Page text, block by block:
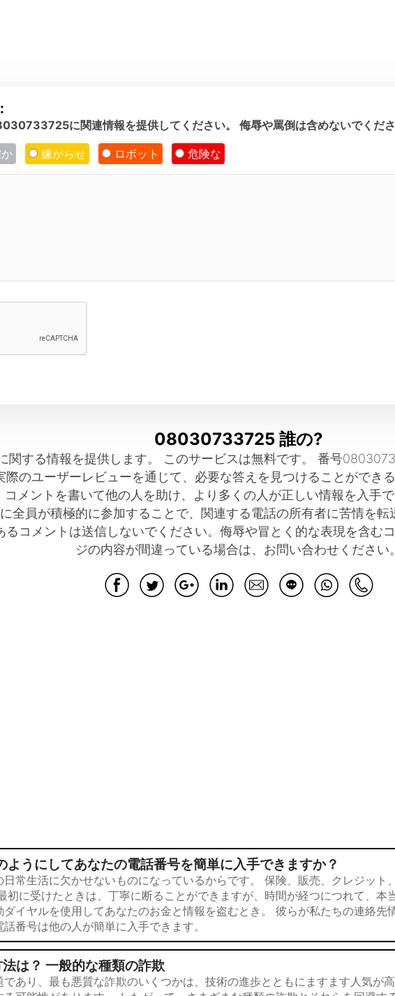
に関連情報を提供してください。 侮辱や罵倒は含めないでくだ
嫌がらせ ロボット 危険な
08030733725 誰の?
する情報を提供します。 このサービスは無料です。 番号
際のユーザーレビューを通じて、必要な答えを見つけることができ
メントを書いて他の人を助け、より多くの人が正しい情報を入手
全員が積極的に参加することで、関連する電話の所有者に苦情を
るコメントは送信しないでください。侮辱や冒とく的な表現を含む
ジの内容が間違っている場合は、お問い合わせください
ようにしてあなたの電話番号を簡単に入手できますか？
常生活に欠かせないものになっているからです。 保険、販売、クレジット
初に受けたときは、丁寧に断ることができますが、時間が経つにつれて、
イヤルを使用してあなたのお金と情報を盗むとき。 彼らが私たちの連絡先
番号は他の人が簡単に入手できます。
は？ 一般的な種類の詐欺
あり、最も悪質な詐欺のいくつかは、技術の進歩とともにますます人気が